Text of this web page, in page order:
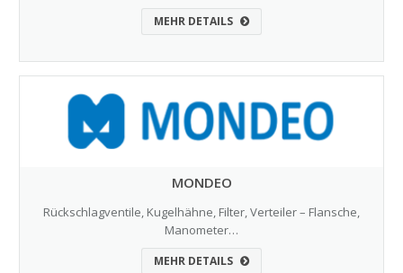
MEHR DETAILS
MONDEO
Rückschlagventile, Kugelhähne, Filter, Verteiler – Flansche,
Manometer…
MEHR DETAILS